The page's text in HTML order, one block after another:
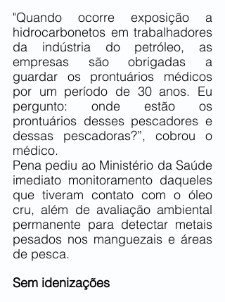
"Quando ocorre exposição a
hidrocarbonetos em trabalhadores
da indústria do petróleo, as
empresas são obrigadas a
guardar os prontuários médicos
por um período de 30 anos. Eu
pergunto: onde estão os
prontuários desses pescadores e
dessas pescadoras?”, cobrou o
médico.
Pena pediu ao Ministério da Saúde
imediato monitoramento daqueles
que tiveram contato com o óleo
cru, além de avaliação ambiental
permanente para detectar metais
pesados nos manguezais e áreas
de pesca.
Sem idenizações